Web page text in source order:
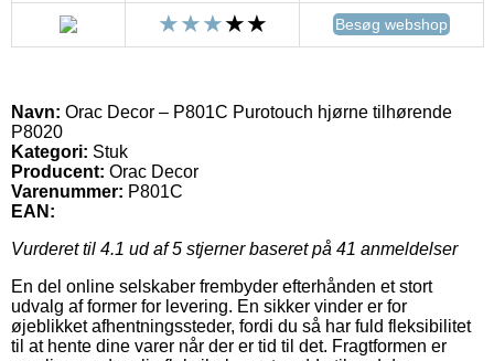
Besøg webshop
Navn: Orac Decor – P801C Purotouch hjørne tilhørende
P8020
Kategori: Stuk
Producent: Orac Decor
Varenummer: P801C
EAN:
Vurderet til 4.1 ud af 5 stjerner baseret på 41 anmeldelser
En del online selskaber frembyder efterhånden et stort
udvalg af former for levering. En sikker vinder er for
øjeblikket afhentningssteder, fordi du så har fuld fleksibilitet
til at hente dine varer når der er tid til det. Fragtformen er